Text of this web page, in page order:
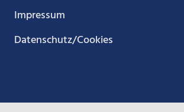
Impressum
Datenschutz/Cookies